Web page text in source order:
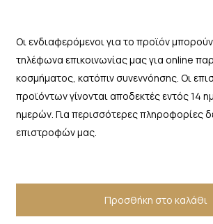
Οι ενδιαφερόμενοι για το προϊόν
τηλέφωνα επικοινωνίας μας για online
κοσμήματος, κατόπιν συνεννόησης. Οι
προϊόντων γίνονται αποδεκτές εντός 14
ημερών. Για περισσότερες πληροφορίες
επιστροφών μας.
Προσθήκη στο καλάθι